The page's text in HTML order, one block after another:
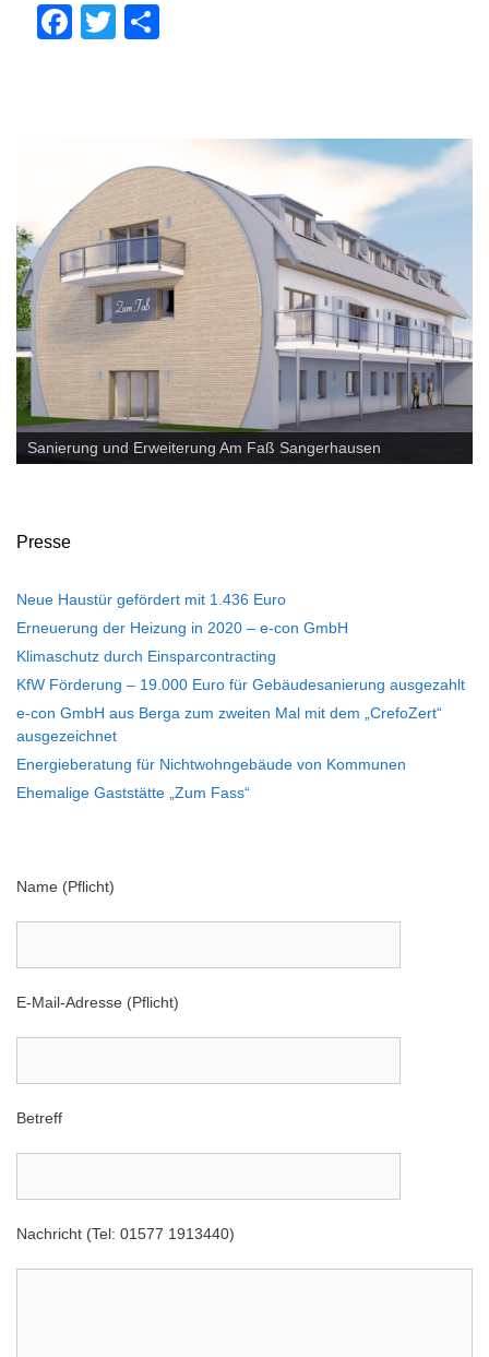
F
o
o
k
T
PV Anlage - Rosarium Sangerhausen
Sanierung und Erweiterung Am Faß Sangerhausen
Presse
Neue Haustür gefördert mit 1.436 Euro
Erneuerung der Heizung in 2020 – e-con GmbH
Klimaschutz durch Einsparcontracting
KfW Förderung – 19.000 Euro für Gebäudesanierung ausgezahlt
e-con GmbH aus Berga zum zweiten Mal mit dem „CrefoZert“
ausgezeichnet
Energieberatung für Nichtwohngebäude von Kommunen
Ehemalige Gaststätte „Zum Fass“
Name (Pflicht)
E-Mail-Adresse (Pflicht)
Betreff
Nachricht (Tel: 01577 1913440)